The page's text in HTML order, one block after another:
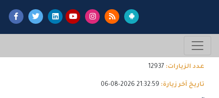
عدد الزيارات: 12937
تاريخ آخر زيارة: 21:32:59 2026-08-06